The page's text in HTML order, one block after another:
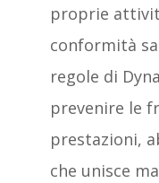
proprie
conformità
regole di
prevenire le
prestazioni,
che unisce